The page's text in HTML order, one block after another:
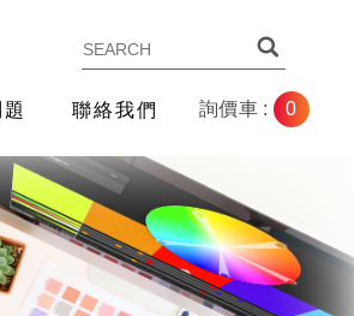
聯絡我們 詢價車 : 0